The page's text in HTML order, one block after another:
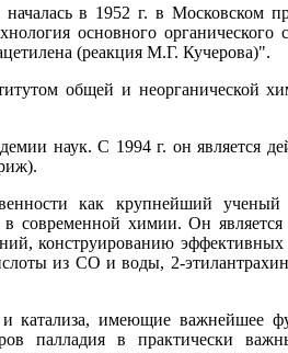
началась в 1952 г. в
основного
(реакция М.Г. Кучерова)".
общей и
наук. С 1994 г. он является
как крупнейший
современной химии. Он
конструированию
из СО и воды, 2-
имеющие важнейшее
палладия в практически